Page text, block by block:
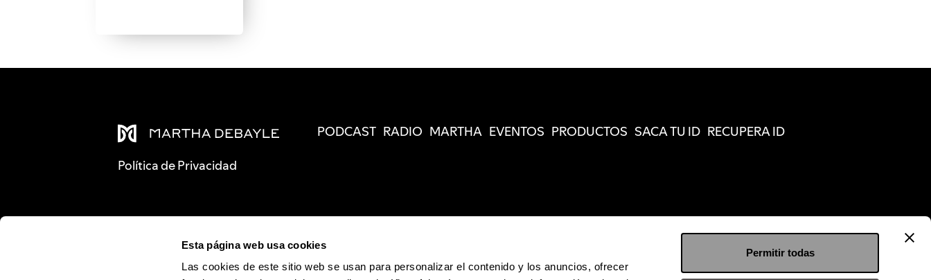
Esta página web usa cookies
Las cookies de este sitio web se usan para personalizar el contenido y los anuncios, ofrecer
Permitir todas
Política de Privacidad
PODCAST RADIO MARTHA EVENTOS PRODUCTOS SACA TU ID RECUPERA ID